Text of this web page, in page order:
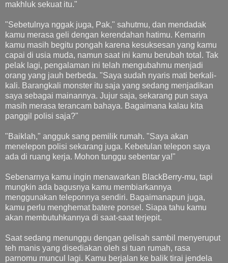
makhluk sekuat itu."
"Sebetulnya nggak juga, Pak," sahutmu, dan mendadak
kamu merasa geli dengan kerendahan hatimu. Kemarin
kamu masih begitu pongah karena kesuksesan yang kamu
capai di usia muda, namun saat ini kamu berubah total. Tak
pelak lagi, pengalaman ini telah mengubahmu menjadi
orang yang jauh berbeda. "Saya sudah nyaris mati berkali-
kali. Barangkali monster itu saja yang sedang menjadikan
saya sebagai mainannya. Jujur saja, sekarang pun saya
masih merasa terancam bahaya. Bagaimana kalau kita
panggil polisi saja?"
"Baiklah," angguk sang pemilik rumah. "Saya akan
menelepon polisi sekarang juga. Kebetulan telepon saya
ada di ruang kerja. Mohon tunggu sebentar ya!"
Sebenarnya kamu ingin menawarkan BlackBerry-mu, tapi
mungkin ada bagusnya kamu membiarkannya
menggunakan teleponnya sendiri. Bagaimanapun juga,
kamu perlu menghemat batere ponsel. Siapa tahu kamu
akan membutuhkannya di saat-saat terjepit.
Saat sedang menunggu dengan gelisah sambil menyeruput
teh manis yang disediakan oleh si tuan rumah, rasa
parnomu muncul lagi. Kamu berjalan ke balik tirai jendela